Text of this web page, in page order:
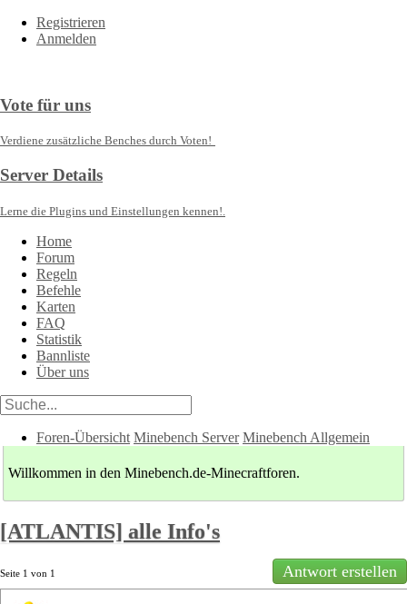
Registrieren
Anmelden
Vote für uns
Verdiene zusätzliche Benches durch Voten!
Server Details
Lerne die Plugins und Einstellungen kennen!.
Home
Forum
Regeln
Befehle
Karten
FAQ
Statistik
Bannliste
Über uns
Foren-Übersicht Minebench Server Minebench Allgemein
Willkommen in den Minebench.de-Minecraftforen.
[ATLANTIS] alle Info's
Seite 1 von 1 Antwort erstellen